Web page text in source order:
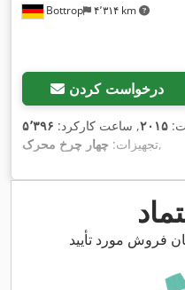
Bottrop ۴٬۳۱۴ km
درخواست کردن
۲۰۱۵, ساعت کارکرد:
تجهیزات: چهار چرخ محرک ,